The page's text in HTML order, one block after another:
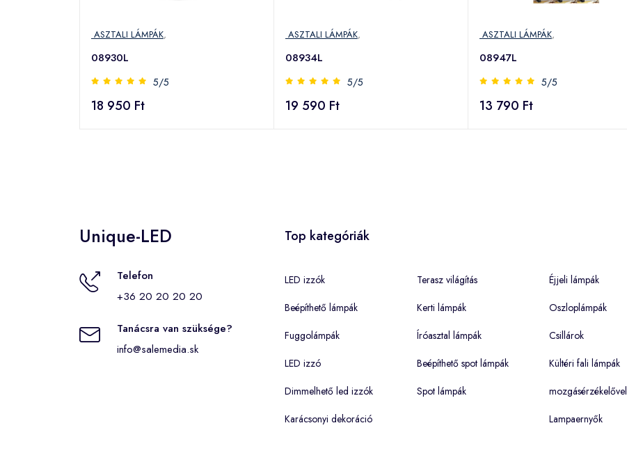
ASZTALI LÁMPÁK,
08930L
5/5
18 950 Ft
ASZTALI LÁMPÁK,
08934L
5/5
19 590 Ft
ASZTALI LÁMPÁK,
08947L
5/5
13 790 Ft
Unique-LED
Telefon
+36 20 20 20 20
Tanácsra van szüksége?
info@salemedia.sk
Top kategóriák
LED izzók
Beépíthető lámpák
Fuggolámpák
LED izzó
Dimmelhető led izzók
Karácsonyi dekoráció
Terasz világítás
Kerti lámpák
Íróasztal lámpák
Beépíthető spot lámpák
Spot lámpák
Éjjeli lámpák
Oszloplámpák
Csillárok
Kültéri fali lámpák
mozgásérzékelővel
Lampaernyők